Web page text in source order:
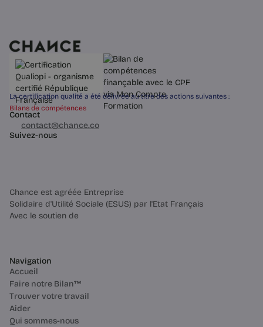
La certification qualité a été délivrée au titre des actions suivantes :
Bilans de compétences
Contact
03 60 84 01 14
contact@chance.co
Suivez-nous
Chance est agréée Entreprise
Solidaire d'Utilité Sociale (ESUS) par l'Etat Français
Avec le soutien de
Navigation
Accueil
Faire notre Bilan™
Trouver votre travail
Aider
Qui sommes-nous